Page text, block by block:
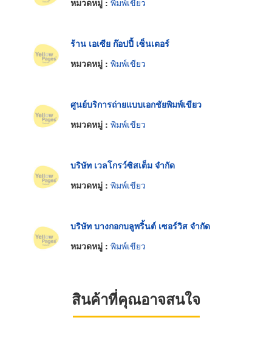
หมวดหมู่ : พิมพ์เขียว
ร้าน เอเซีย ก๊อปปี้ เซ็นเตอร์
หมวดหมู่ : พิมพ์เขียว
ศูนย์บริการถ่ายแบบเอกชัยพิมพ์เขียว
หมวดหมู่ : พิมพ์เขียว
บริษัท เวลโกรว์ซิสเต็ม จำกัด
หมวดหมู่ : พิมพ์เขียว
บริษัท บางกอกบลูพริ้นต์ เซอร์วิส จำกัด
หมวดหมู่ : พิมพ์เขียว
สินค้าที่คุณอาจสนใจ